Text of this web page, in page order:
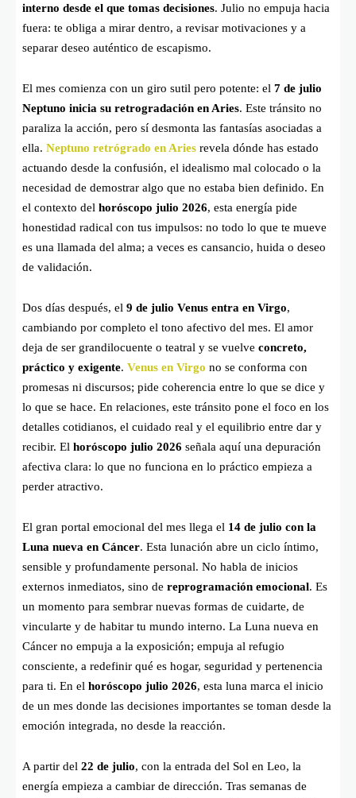
interno desde el que tomas decisiones. Julio no empuja hacia
fuera: te obliga a mirar dentro, a revisar motivaciones y a
separar deseo auténtico de escapismo.
El mes comienza con un giro sutil pero potente: el 7 de julio
Neptuno inicia su retrogradación en Aries. Este tránsito no
paraliza la acción, pero sí desmonta las fantasías asociadas a
ella. Neptuno retrógrado en Aries revela dónde has estado
actuando desde la confusión, el idealismo mal colocado o la
necesidad de demostrar algo que no estaba bien definido. En
el contexto del horóscopo julio 2026, esta energía pide
honestidad radical con tus impulsos: no todo lo que te mueve
es una llamada del alma; a veces es cansancio, huida o deseo
de validación.
Dos días después, el 9 de julio Venus entra en Virgo,
cambiando por completo el tono afectivo del mes. El amor
deja de ser grandilocuente o teatral y se vuelve concreto,
práctico y exigente. Venus en Virgo no se conforma con
promesas ni discursos; pide coherencia entre lo que se dice y
lo que se hace. En relaciones, este tránsito pone el foco en los
detalles cotidianos, el cuidado real y el equilibrio entre dar y
recibir. El horóscopo julio 2026 señala aquí una depuración
afectiva clara: lo que no funciona en lo práctico empieza a
perder atractivo.
El gran portal emocional del mes llega el 14 de julio con la
Luna nueva en Cáncer. Esta lunación abre un ciclo íntimo,
sensible y profundamente personal. No habla de inicios
externos inmediatos, sino de reprogramación emocional. Es
un momento para sembrar nuevas formas de cuidarte, de
vincularte y de habitar tu mundo interno. La Luna nueva en
Cáncer no empuja a la exposición; empuja al refugio
consciente, a redefinir qué es hogar, seguridad y pertenencia
para ti. En el horóscopo julio 2026, esta luna marca el inicio
de un mes donde las decisiones importantes se toman desde la
emoción integrada, no desde la reacción.
A partir del 22 de julio, con la entrada del Sol en Leo, la
energía empieza a cambiar de dirección. Tras semanas de